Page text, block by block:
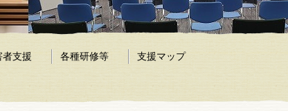
者支援 各種研修等
支援マップ